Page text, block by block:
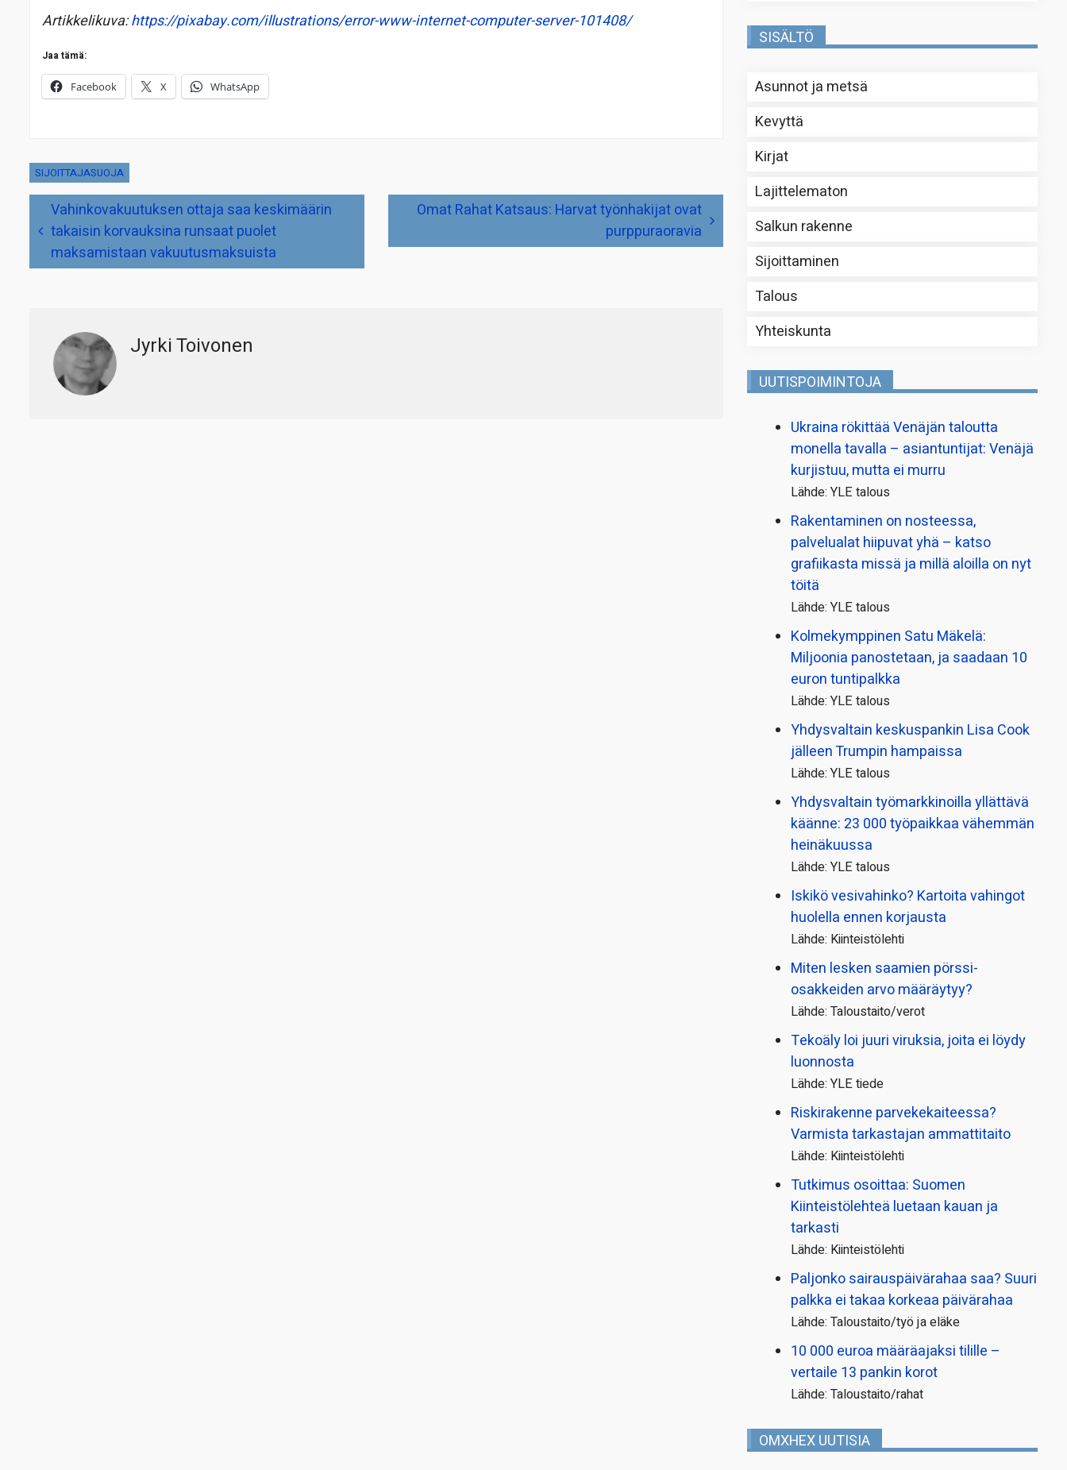
Artikkelikuva:https://pixabay.com/illustrations/error-www-internet-computer-server-101408/
Jaa tämä:
Facebook X WhatsApp
SIJOITTAJASUOJA
Artikkelien
selausVahinkovakuutuksen ottaja saa keskimäärin
takaisin korvauksina runsaat puolet
maksamistaan vakuutusmaksuista
Omat Rahat Katsaus: Harvat työnhakijat ovat
purppuraoravia
Jyrki Toivonen
SISÄLTÖ
Asunnot ja metsä
Kevyttä
Kirjat
Lajittelematon
Salkun rakenne
Sijoittaminen
Talous
Yhteiskunta
UUTISPOIMINTOJA
Ukraina rökittää Venäjän taloutta
monella tavalla – asiantuntijat: Venäjä
kurjistuu, mutta ei murru
Lähde: YLE talous
Rakentaminen on nosteessa,
palvelualat hiipuvat yhä – katso
grafiikasta missä ja millä aloilla on nyt
töitä
Lähde: YLE talous
Kolmekymppinen Satu Mäkelä:
Miljoonia panostetaan, ja saadaan 10
euron tuntipalkka
Lähde: YLE talous
Yhdysvaltain keskuspankin Lisa Cook
jälleen Trumpin hampaissa
Lähde: YLE talous
Yhdysvaltain työmarkkinoilla yllättävä
käänne: 23 000 työpaikkaa vähemmän
heinäkuussa
Lähde: YLE talous
Iskikö vesivahinko? Kartoita vahingot
huolella ennen korjausta
Lähde: Kiinteistölehti
Miten lesken saamien pörssi­
osakkeiden arvo määräytyy?
Lähde: Taloustaito/verot
Tekoäly loi juuri viruksia, joita ei löydy
luonnosta
Lähde: YLE tiede
Riskirakenne parvekekaiteessa?
Varmista tarkastajan ammattitaito
Lähde: Kiinteistölehti
Tutkimus osoittaa: Suomen
Kiinteistölehteä luetaan kauan ja
tarkasti
Lähde: Kiinteistölehti
Paljonko sairauspäivä­rahaa saa? Suuri
palkka ei takaa korkeaa päivärahaa
Lähde: Taloustaito/työ ja eläke
10 000 euroa määräajaksi tilille –
vertaile 13 pankin korot
Lähde: Taloustaito/rahat
OMXHEX UUTISIA